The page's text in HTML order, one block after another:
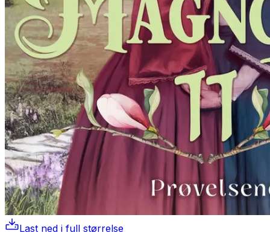
Last ned i full størrelse